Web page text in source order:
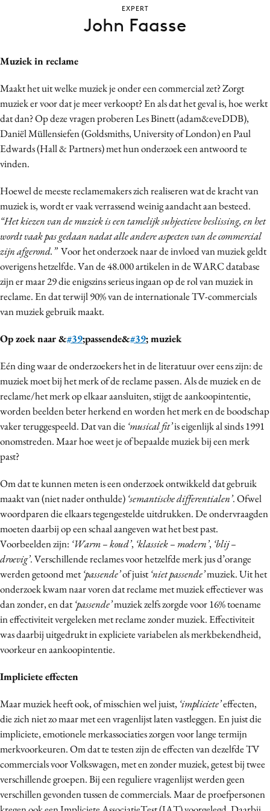
Contentmarketing
Craft
Customer Experience
Data & Insights
Design
Digital transformation
Effectiviteit
Gedragsverandering
Influencer marketing
Interne communicatie
Martech
Media
Merkstrategie
PR
Programmatic
Reputatie & crisis
Muziek in reclame
Maakt het uit welke muziek je onder een commercial zet? Zorgt
muziek er voor dat je meer verkoopt? En als dat het geval is, hoe werkt
dat dan? Op deze vragen proberen Les Binett (adam&eveDDB),
Daniël Müllensiefen (Goldsmiths, University of London) en Paul
Edwards (Hall & Partners) met hun onderzoek een antwoord te
vinden.
Hoewel de meeste reclamemakers zich realiseren wat de kracht van
muziek is, wordt er vaak verrassend weinig aandacht aan besteed.
“Het kiezen van de muziek is een tamelijk subjectieve beslissing, en het
wordt vaak pas gedaan nadat alle andere aspecten van de commercial
zijn afgerond.”Voor het onderzoek naar de invloed van muziek geldt
overigens hetzelfde. Van de 48.000 artikelen in de WARC database
zijn er maar 29 die enigszins serieus ingaan op de rol van muziek in
reclame. En dat terwijl 90% van de internationale TV-commercials
van muziek gebruik maakt.
Op zoek naar &#39;passende&#39; muziek
Eén ding waar de onderzoekers het in de literatuur over eens zijn: de
muziek moet bij het merk of de reclame passen. Als de muziek en de
reclame/het merk op elkaar aansluiten, stijgt de aankoopintentie,
worden beelden beter herkend en worden het merk en de boodschap
vaker teruggespeeld. Dat van die ‘musical fit’is eigenlijk al sinds 1991
onomstreden. Maar hoe weet je of bepaalde muziek bij een merk
past?
Om dat te kunnen meten is een onderzoek ontwikkeld dat gebruik
maakt van (niet nader onthulde) ‘semantische differentialen’. Ofwel
woordparen die elkaars tegengestelde uitdrukken. De ondervraagden
moeten daarbij op een schaal aangeven wat het best past.
Voorbeelden zijn: ‘Warm – koud’, ‘klassiek – modern’, ‘blij –
droevig’. Verschillende reclames voor hetzelfde merk jus d’orange
werden getoond met ‘passende’of juist ‘niet passende’muziek. Uit het
onderzoek kwam naar voren dat reclame met muziek effectiever was
dan zonder, en dat ‘passende’muziek zelfs zorgde voor 16% toename
in effectiviteit vergeleken met reclame zonder muziek. Effectiviteit
was daarbij uitgedrukt in expliciete variabelen als merkbekendheid,
voorkeur en aankoopintentie.
Impliciete effecten
Maar muziek heeft ook, of misschien wel juist, ‘impliciete’effecten,
die zich niet zo maar met een vragenlijst laten vastleggen. En juist die
impliciete, emotionele merkassociaties zorgen voor lange termijn
merkvoorkeuren. Om dat te testen zijn de effecten van dezelfde TV
commercials voor Volkswagen, met en zonder muziek, getest bij twee
verschillende groepen. Bij een reguliere vragenlijst werden geen
verschillen gevonden tussen de commercials. Maar de proefpersonen
EXPERT
John Faasse